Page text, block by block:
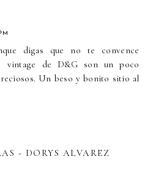
digas que no te convence
vintage de D&G son un poco
Un beso y bonito sitio al
- DORYS ALVAREZ